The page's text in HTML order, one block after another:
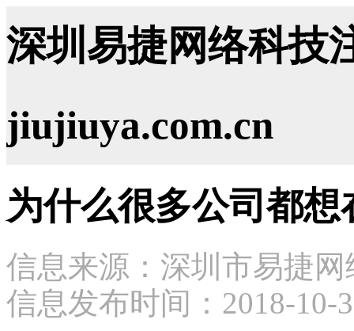
深圳易捷网络科技
jiujiuya.com.cn
为什么很多公司都
信息来源：深圳市易捷
信息发布时间：2018-10-